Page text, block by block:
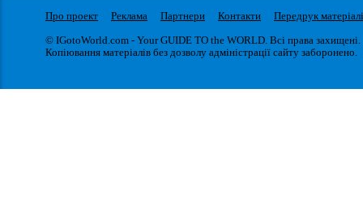
Про проект Реклама Партнери Контакти
Передрук
© IGotoWorld.com - Your GUIDE TO the WORLD. Всі права захищені.
Копіювання матеріалів без дозволу адміністрації сайту заборонено.